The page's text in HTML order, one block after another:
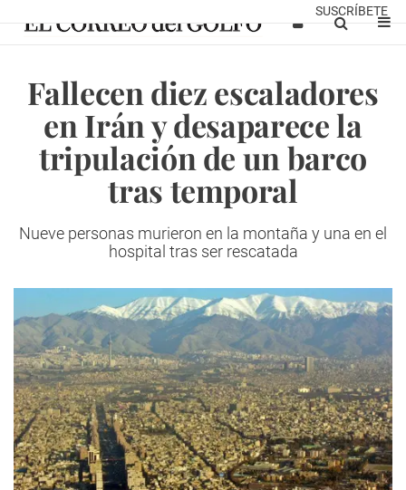
SUSCRÍBETE
Fallecen diez escaladores
en Irán y desaparece la
tripulación de un barco
tras temporal
Nueve personas murieron en la montaña y una en el
hospital tras ser rescatada